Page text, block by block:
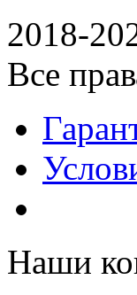
2018-
Все
Наши